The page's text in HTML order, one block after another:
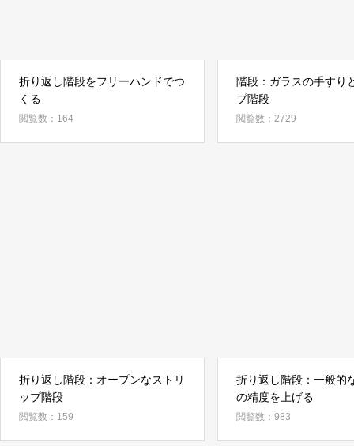
折り返し階段をフリーハンドでつ
くる
閲覧数：164
階段：ガラスの手すり
プ階段
閲覧数：2729
折り返し階段：オープンなストリ
ップ階段
閲覧数：159
折り返し階段：一般的
の精度を上げる
閲覧数：983